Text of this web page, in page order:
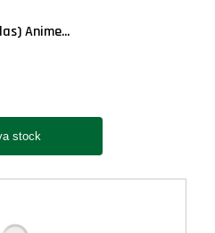
Anime...